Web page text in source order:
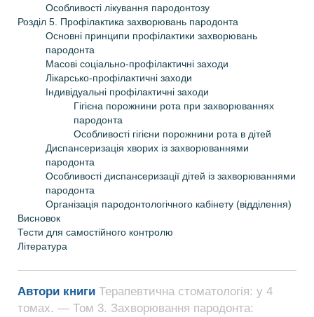
Особливостi лiкування пародонтозу
Розділ 5. Профілактика захворювань пародонта
Основні принципи профілактики захворювань
пародонта
Масовi соцiально-профiлактичнi заходи
Лiкарсько-профiлактичнi заходи
Iндивiдуальнi профiлактичнi заходи
Гігієна порожнини рота при захворюваннях
пародонта
Особливостi гiгiєни порожнини рота в дiтей
Диспансеризацiя хворих iз захворюваннями
пародонта
Особливостi диспансеризацiї дiтей iз захворюваннями
пародонта
Органiзацiя пародонтологiчного кабiнету (вiддiлення)
Висновок
Тести для самостійного контролю
Література
Автори книги Терапевтична стоматологія: у 4
томах. — Том 3. Захворювання пародонта: